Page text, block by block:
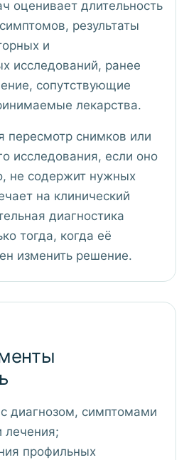
оценивает длительность
результаты
и
исследований, ранее
сопутствующие
лекарства.
пересмотр снимков или
исследования, если оно
не содержит нужных
на клинический
диагностика
тогда, когда её
изменить решение.
диагнозом, симптомами
лечения;
профильных